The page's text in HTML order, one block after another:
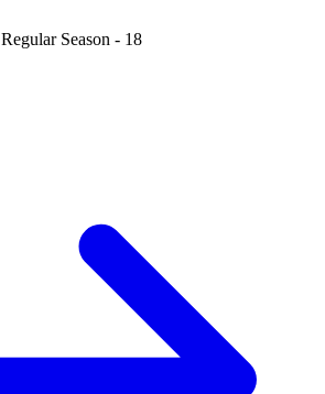
Regular Season - 18